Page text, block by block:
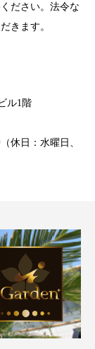
ださい。法令な
きます。
ル1階
休日：水曜日、